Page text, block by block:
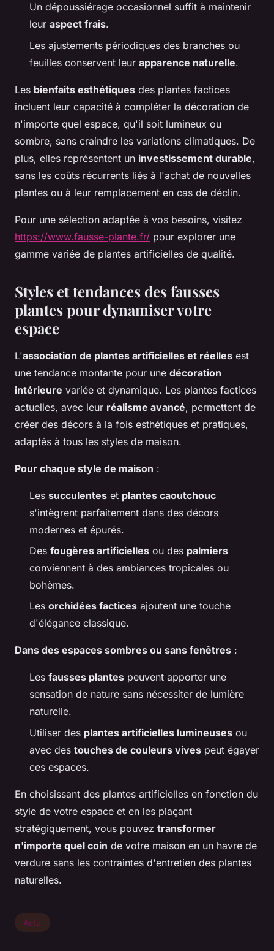
Un dépoussiérage occasionnel suffit à maintenir
leur aspect frais.
Les ajustements périodiques des branches ou
feuilles conservent leur apparence naturelle.
Les bienfaits esthétiques des plantes factices
incluent leur capacité à compléter la décoration de
n'importe quel espace, qu'il soit lumineux ou
sombre, sans craindre les variations climatiques. De
plus, elles représentent un investissement durable,
sans les coûts récurrents liés à l'achat de nouvelles
plantes ou à leur remplacement en cas de déclin.
Pour une sélection adaptée à vos besoins, visitez
https://www.fausse-plante.fr/ pour explorer une
gamme variée de plantes artificielles de qualité.
Styles et tendances des fausses
plantes pour dynamiser votre
espace
L'association de plantes artificielles et réelles est
une tendance montante pour une décoration
intérieure variée et dynamique. Les plantes factices
actuelles, avec leur réalisme avancé, permettent de
créer des décors à la fois esthétiques et pratiques,
adaptés à tous les styles de maison.
Pour chaque style de maison :
Les succulentes et plantes caoutchouc
s'intègrent parfaitement dans des décors
modernes et épurés.
Des fougères artificielles ou des palmiers
conviennent à des ambiances tropicales ou
bohèmes.
Les orchidées factices ajoutent une touche
d'élégance classique.
Dans des espaces sombres ou sans fenêtres :
Les fausses plantes peuvent apporter une
sensation de nature sans nécessiter de lumière
naturelle.
Utiliser des plantes artificielles lumineuses ou
avec des touches de couleurs vives peut égayer
ces espaces.
En choisissant des plantes artificielles en fonction du
style de votre espace et en les plaçant
stratégiquement, vous pouvez transformer
n'importe quel coin de votre maison en un havre de
verdure sans les contraintes d'entretien des plantes
naturelles.
Actu